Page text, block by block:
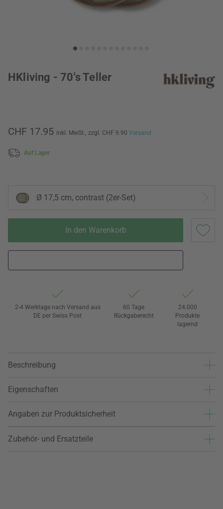
HKliving - 70's Teller
CHF 17.95 inkl. MwSt., zzgl. CHF 9.90 Versand
Auf Lager
Ø 17,5 cm, contrast (2er-Set)
In den Warenkorb
2-4 Werktage nach Versand aus
DE per Swiss Post
60 Tage
Rückgaberecht
24.000
Produkte
lagernd
Beschreibung
Eigenschaften
Angaben zur Produktsicherheit
Zubehör- und Ersatzteile